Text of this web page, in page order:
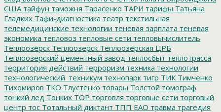
США тайфун таможня Тарасенко ТАРИ тарифы Татьяна
Гладких Тафи-диагностика театр текстильная
телемедицинские технологии теневая зарплата теневая
экономика тепловоз тепловые сети тепловычислитель
Теплоозёрск Теплоозерск Теплоозёрская ЦРБ
Теплоозерский цементный завод теплосбыт теплотрасса
территория действий терроризм техника технологии
технологический_техникум технопарк тигр ТИК Тимченко
Тихомиров ТКО Тлустенко товары Толстой томограф
тонкий лед Тонких ТОР торговля торговые сети торговый
центр тос Тотальный диктант ТПП ЕАО травма трагедия